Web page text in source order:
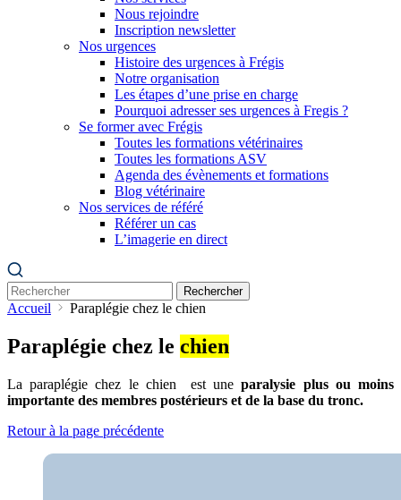
Nous rejoindre
Inscription newsletter
Nos urgences
Histoire des urgences à Frégis
Notre organisation
Les étapes d’une prise en charge
Pourquoi adresser ses urgences à Fregis ?
Se former avec Frégis
Toutes les formations vétérinaires
Toutes les formations ASV
Agenda des évènements et formations
Blog vétérinaire
Nos services de référé
Référer un cas
L’imagerie en direct
Rechercher
Accueil Paraplégie chez le chien
Paraplégie chez le chien
La paraplégie chez le chien est uneparalysie plus ou moins
importante des membres postérieurs et de la base du tronc.
Retour à la page précédente